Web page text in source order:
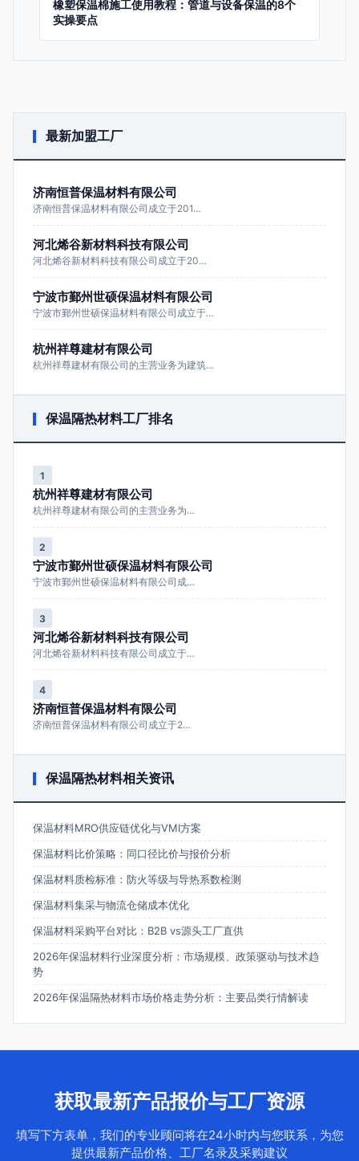
橡塑保温棉施工使用教程：管道与设备保温的8个
实操要点
最新加盟工厂
济南恒普保温材料有限公司
济南恒普保温材料有限公司成立于201…
河北烯谷新材料科技有限公司
河北烯谷新材料科技有限公司成立于20…
宁波市鄞州世硕保温材料有限公司
宁波市鄞州世硕保温材料有限公司成立于…
杭州祥尊建材有限公司
杭州祥尊建材有限公司的主营业务为建筑…
保温隔热材料工厂排名
1
杭州祥尊建材有限公司
杭州祥尊建材有限公司的主营业务为…
2
宁波市鄞州世硕保温材料有限公司
宁波市鄞州世硕保温材料有限公司成…
3
河北烯谷新材料科技有限公司
河北烯谷新材料科技有限公司成立于…
4
济南恒普保温材料有限公司
济南恒普保温材料有限公司成立于2…
保温隔热材料相关资讯
保温材料MRO供应链优化与VMI方案
保温材料比价策略：同口径比价与报价分析
保温材料质检标准：防火等级与导热系数检测
保温材料集采与物流仓储成本优化
保温材料采购平台对比：B2B vs源头工厂直供
2026年保温材料行业深度分析：市场规模、政策驱动与技术趋
势
2026年保温隔热材料市场价格走势分析：主要品类行情解读
获取最新产品报价与工厂资源
填写下方表单，我们的专业顾问将在24小时内与您联系，为您
提供最新产品价格、工厂名录及采购建议